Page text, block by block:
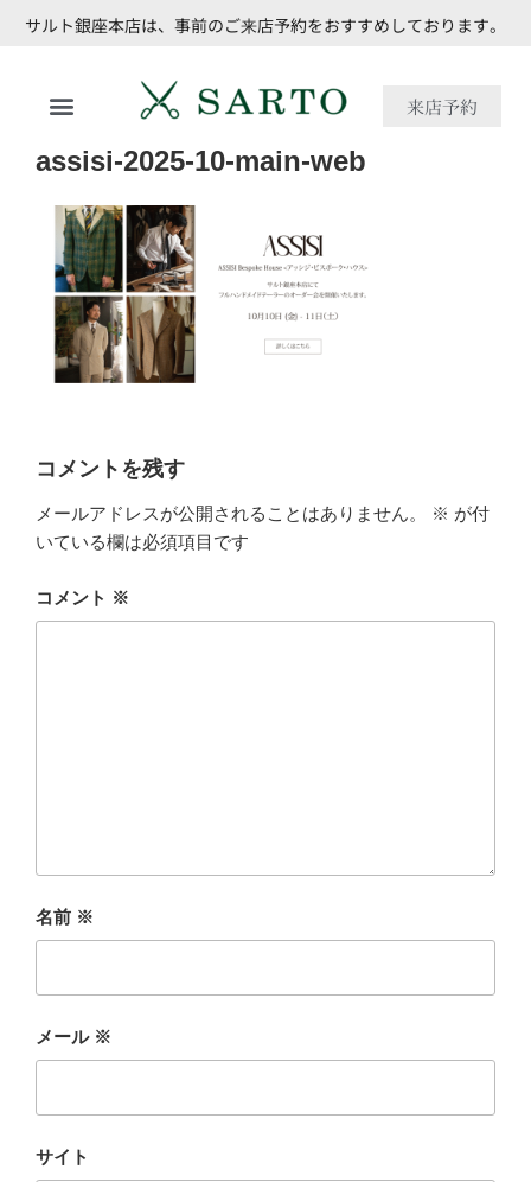
サルト銀座本店は、事前のご来店予約をおすすめしております。
来店予約
assisi-2025-10-main-web
コメントを残す
メールアドレスが公開されることはありません。 ※ が付
いている欄は必須項目です
コメント ※
名前 ※
メール ※
サイト